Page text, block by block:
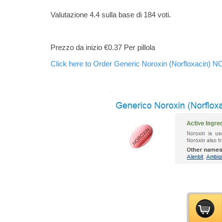
Valutazione 4.4 sulla base di 184 voti.
Prezzo da inizio €0.37 Per pillola
Click here to Order Generic Noroxin (Norfloxacin)